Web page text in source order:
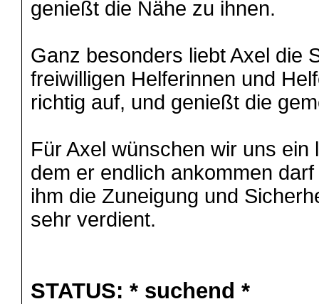
genießt die Nähe zu ihnen.
Ganz besonders liebt Axel die
freiwilligen Helferinnen und
richtig auf, und genießt die
Für Axel wünschen wir uns ein
dem er endlich ankommen
ihm die Zuneigung und
sehr verdient.
STATUS: * suchend *